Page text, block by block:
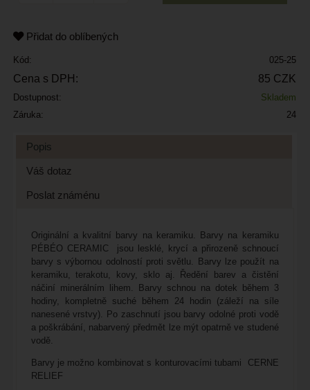
Přidat do oblíbených
Kód: 025-25
Cena s DPH: 85 CZK
Dostupnost:
Skladem
Záruka:
24
Popis
Váš dotaz
Poslat známénu
Originální a kvalitní barvy na keramiku. Barvy na keramiku
PÉBÉO CERAMIC jsou lesklé, krycí a přirozeně schnoucí
barvy s výbornou odolností proti světlu. Barvy lze použít na
keramiku, terakotu, kovy, sklo aj. Ředění barev a čistění
náčiní minerálním lihem. Barvy schnou na dotek během 3
hodiny, kompletně suché během 24 hodin (záleží na síle
nanesené vrstvy). Po zaschnutí jsou barvy odolné proti vodě
a poškrábání, nabarvený předmět lze mýt opatrně ve studené
vodě.
Barvy je možno kombinovat s konturovacími tubami CERNE
RELIEF